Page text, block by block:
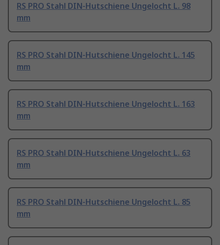
RS PRO Stahl DIN-Hutschiene Ungelocht L. 98
mm
RS PRO Stahl DIN-Hutschiene Ungelocht L. 145
mm
RS PRO Stahl DIN-Hutschiene Ungelocht L. 163
mm
RS PRO Stahl DIN-Hutschiene Ungelocht L. 63
mm
RS PRO Stahl DIN-Hutschiene Ungelocht L. 85
mm